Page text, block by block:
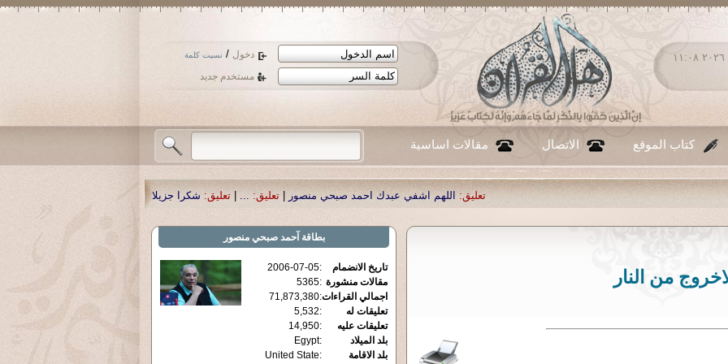
دخول / نسيت كلمة
مستخدم جديد
الأحد ٠٩ - أغسطس - ٢٠٢٦ ١١:٠٨
كتاب الموقع الاتصال مقالات اساسية
اللهم اشفي عبدك احمد صبحي منصور|تعليق: ... تعليق: شكرا جزيلا أستاذ حمد الحمد .أكرمكم الله .
من النار
بطاقة آحمد صبحي منصور
تاريخ الانضمام :
2006-07-05
مقالات منشورة :
5365
اجمالي القراءات:
71,873,380
تعليقات له
:
5,532
تعليقات عليه
:
14,950
بلد الميلاد
:
Egypt
بلد الاقامة
:
United State